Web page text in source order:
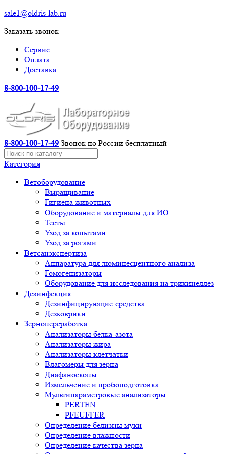
sale1@oldris-lab.ru
Заказать звонок
Сервис
Оплата
Доставка
8-800-100-17-49
8-800-100-17-49 Звонок по России бесплатный
Категория
Ветоборудование
Выращивание
Гигиена животных
Оборудование и материалы для ИО
Тесты
Уход за копытами
Уход за рогами
Ветсанэкспертиза
Аппаратура для люминесцентного анализа
Гомогенизаторы
Оборудование для исследования на трихинеллез
Дезинфекция
Дезинфицирующие средства
Дезковрики
Зернопереработка
Анализаторы белка-азота
Анализаторы жира
Анализаторы клетчатки
Влагомеры для зерна
Диафаноскопы
Измельчение и пробоподготовка
Мультипараметровые анализаторы
PERTEN
PFEUFFER
Определение белизны муки
Определение влажности
Определение качества зерна